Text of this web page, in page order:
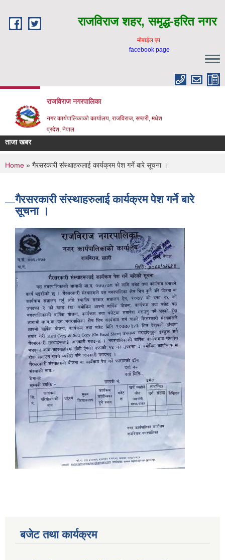
राजविराज शहर, समृद्ध-हरित नगर
माेबाईल एप
facebook page
राजविराज नगरपालिका
नगर कार्यपालिकाकाे कार्यालय, राजविराज, सप्तरी, मधेश
प्रदेश, नेपाल
ताजा खबर
You are here
Home » गैरसरकारी संस्थाहरुलाई कार्यक्रम पेश गर्ने बारे सूचना ।
गैरसरकारी संस्थाहरुलाई कार्यक्रम पेश गर्ने बारे
सूचना ।
बजेट तथा कार्यक्रम